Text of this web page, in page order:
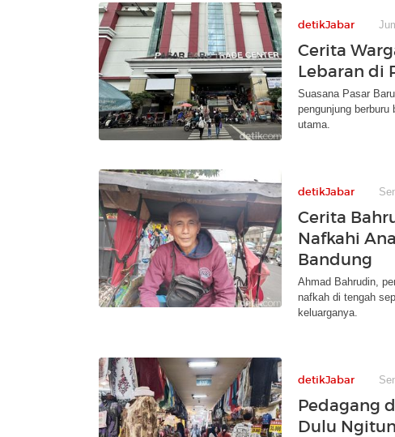
detikJabar
Cerita
Lebaran di
Suasana Pasar
pengunjung
utama.
detikJabar
Cerita
Nafkahi
Bandung
Ahmad Bahrudin,
nafkah di tengah
keluarganya.
detikJabar
Pedagang
Dulu